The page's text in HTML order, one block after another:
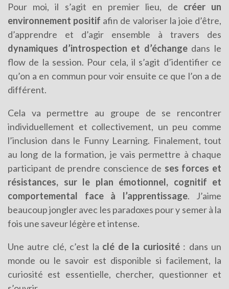
Pour moi, il s’agit en premier lieu, de créer un
environnement positif afin de valoriser la joie d’être,
d’apprendre et d’agir ensemble à travers des
dynamiques d’introspection et d’échangedans le
flow de la session. Pour cela, il s’agit d’identifier ce
qu’on a en commun pour voir ensuite ce que l’on a de
différent.
Cela va permettre au groupe de se rencontrer
individuellement et collectivement, un peu comme
l’inclusion dans le Funny Learning. Finalement, tout
au long de la formation, je vais permettre à chaque
participant de prendre conscience de ses forces et
résistances, sur le plan émotionnel, cognitif et
comportemental face à l’apprentissage. J’aime
beaucoup jongler avec les paradoxes pour y semer à la
fois une saveur légère et intense.
Une autre clé, c’est la clé de la curiosité: dans un
monde ou le savoir est disponible si facilement, la
curiosité est essentielle, chercher, questionner et